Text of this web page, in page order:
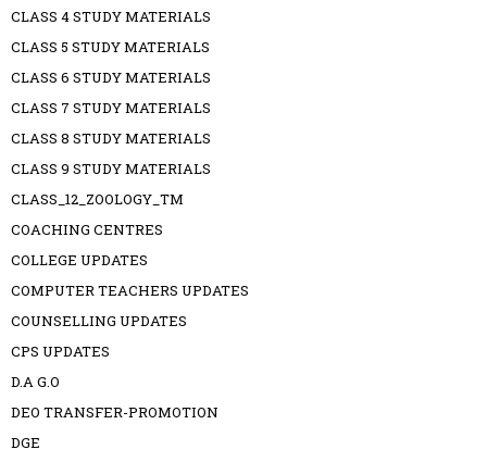
CLASS 4 STUDY MATERIALS
CLASS 5 STUDY MATERIALS
CLASS 6 STUDY MATERIALS
CLASS 7 STUDY MATERIALS
CLASS 8 STUDY MATERIALS
CLASS 9 STUDY MATERIALS
CLASS_12_ZOOLOGY_TM
COACHING CENTRES
COLLEGE UPDATES
COMPUTER TEACHERS UPDATES
COUNSELLING UPDATES
CPS UPDATES
D.A G.O
DEO TRANSFER-PROMOTION
DGE